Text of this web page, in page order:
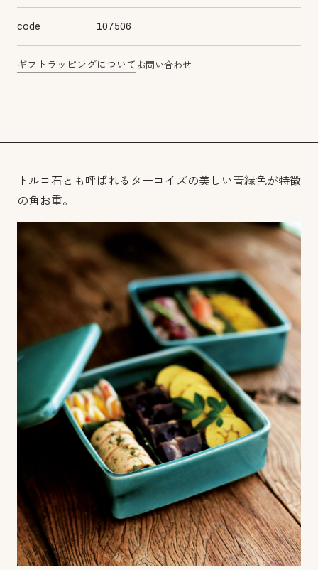
code 107506
ギフトラッピングについて お問い合わせ
トルコ石とも呼ばれるターコイズの美しい青緑色が特徴
の角お重。